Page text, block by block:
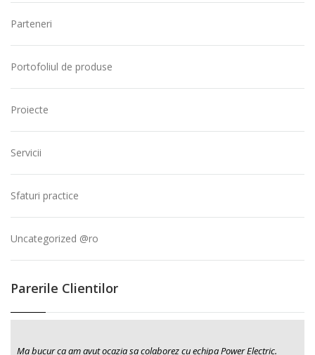
Parteneri
Portofoliul de produse
Proiecte
Servicii
Sfaturi practice
Uncategorized @ro
Parerile Clientilor
Ma bucur ca am avut ocazia sa colaborez cu echipa Power Electric.